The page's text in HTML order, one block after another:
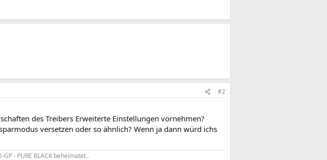
#2
des Treibers Erweiterte Einstellungen vornehmen?
versetzen oder so ähnlich? Wenn ja dann würd ichs
- PURE BLACK beheimatet..